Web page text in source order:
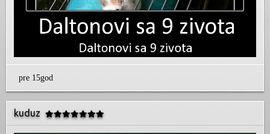
pre 15god
kuduz